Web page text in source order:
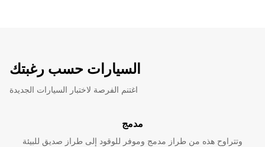
السيارات حسب رغبتك
اغتنم الفرصة لاختبار السيارات الجديدة
مدمج
وتتراوح هذه من طراز مدمج وموفر للوقود إلى طراز صديق للبيئة